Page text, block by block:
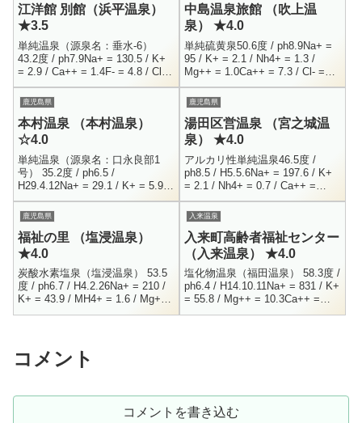
江洋館 別館（浜平温泉）
★3.5
単純温泉（源泉名：垂水-6）
43.2度 / ph7.9Na+ = 130.5 / K+
= 2.9 / Ca++ = 1.4F- = 4.8 / Cl-
= 12.2 / HCO...
中島温泉旅館 （吹上温
泉） ★4.0
単純硫黄泉50.6度 / ph8.9Na+ =
95 / K+ = 2.1 / Nh4+ = 1.3 /
Mg++ = 1.0Ca++ = 7.3 / Cl- =
28.1 / F...
鹿児島県
本村温泉 （本村温泉）
☆4.0
単純温泉（源泉名：口永良部1
号） 35.2度 / ph6.5 /
H29.4.12Na+ = 29.1 / K+ = 5.9 /
NH4+ = 0.1 / Mg+ = 15.8Ca...
鹿児島県
湯田区営温泉 （宮之城温
泉） ★4.0
アルカリ性単純温泉46.5度 /
ph8.5 / H5.5.6Na+ = 197.6 / K+
= 2.1 / Nh4+ = 0.7 / Ca++ =
3.9F- = 197.6 ...
鹿児島県
福祉の里 （塩浸温泉）
★4.0
炭酸水素塩泉（塩浸温泉） 53.5
度 / ph6.7 / H4.2.26Na+ = 210 /
K+ = 43.9 / MH4+ = 1.6 / Mg++
= 92.5Ca++ =...
入来温泉
入来町高齢者福祉センター
（入来温泉） ★4.0
塩化物温泉（福田温泉） 58.3度 /
ph6.4 / H14.10.11Na+ = 831 / K+
= 55.8 / Mg++ = 10.3Ca++ =
151.4 / Fe+...
コメント
コメントを書き込む